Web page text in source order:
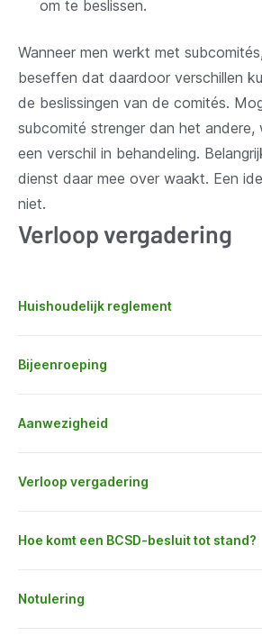
om te beslissen.
Wanneer men werkt met
beseffen dat daardoor verschillen
de beslissingen van de comités.
subcomité strenger dan het
een verschil in behandeling.
dienst daar mee over waakt. Een
niet.
Verloop vergadering
Huishoudelijk reglement
Bijeenroeping
Aanwezigheid
Verloop vergadering
Hoe komt een BCSD-besluit tot stand?
Notulering